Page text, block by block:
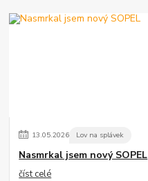
13.05.2026 Lov na splávek
Nasmrkal jsem nový SOPEL
číst celé